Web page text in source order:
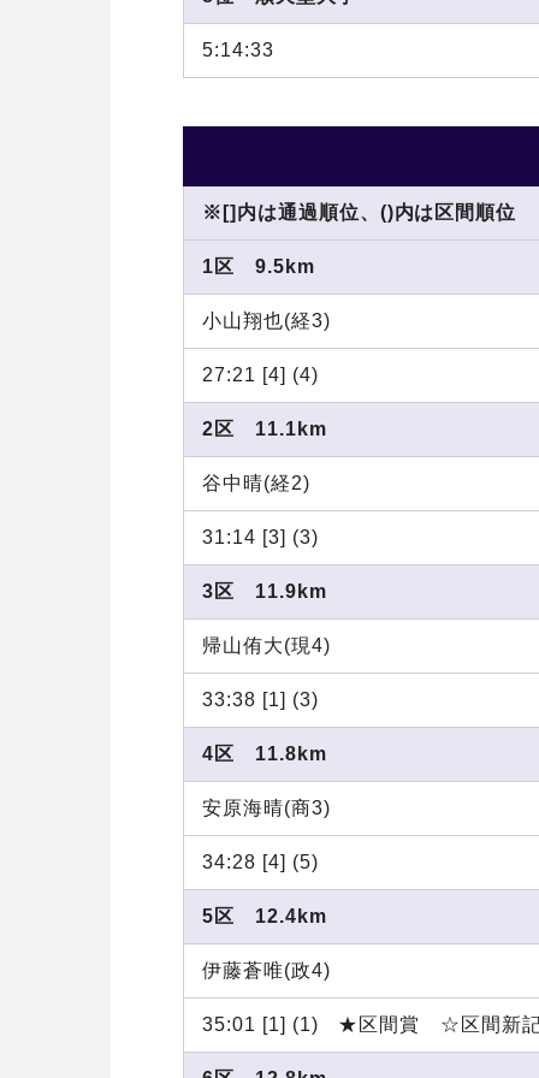
5:14:33
※[]内は通過順位、()内は区間順位
1区 9.5km
小山翔也(経3)
27:21 [4] (4)
2区 11.1km
谷中晴(経2)
31:14 [3] (3)
3区 11.9km
帰山侑大(現4)
33:38 [1] (3)
4区 11.8km
安原海晴(商3)
34:28 [4] (5)
5区 12.4km
伊藤蒼唯(政4)
35:01 [1] (1) ★区間賞 ☆区間新